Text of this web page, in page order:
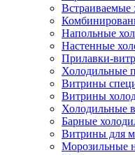
Встраиваемые
Напольные
Настенные
Прилавки-
Холодильные
Витрины
Витрины
Холодильные
Барные
Витрины для
Морозильные